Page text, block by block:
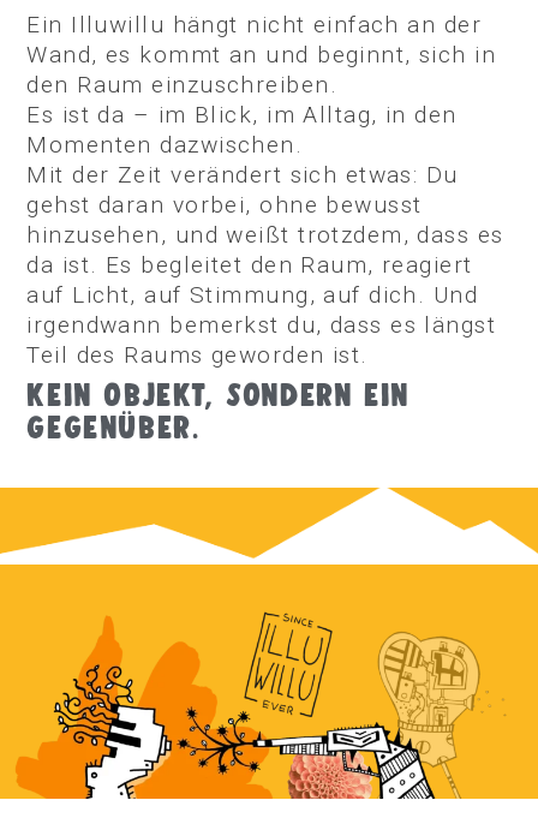
Ein Illuwillu hängt nicht einfach an der
Wand, es kommt an und beginnt, sich in
den Raum einzuschreiben.
Es ist da – im Blick, im Alltag, in den
Momenten dazwischen.
Mit der Zeit verändert sich etwas: Du
gehst daran vorbei, ohne bewusst
hinzusehen, und weißt trotzdem, dass es
da ist. Es begleitet den Raum, reagiert
auf Licht, auf Stimmung, auf dich. Und
irgendwann bemerkst du, dass es längst
Teil des Raums geworden ist.
KEIN OBJEKT, SONDERN EIN
GEGENÜBER.